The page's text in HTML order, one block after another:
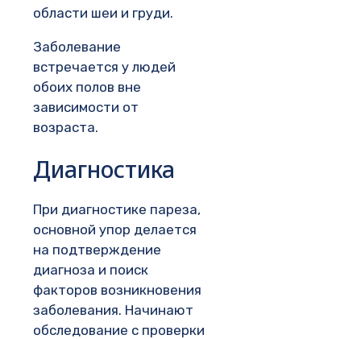
области шеи и груди.
Заболевание
встречается у людей
обоих полов вне
зависимости от
возраста.
Диагностика
При диагностике пареза,
основной упор делается
на подтверждение
диагноза и поиск
факторов возникновения
заболевания. Начинают
обследование с проверки